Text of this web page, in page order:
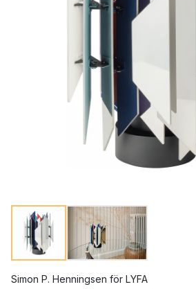
Simon P. Henningsen för LYFA